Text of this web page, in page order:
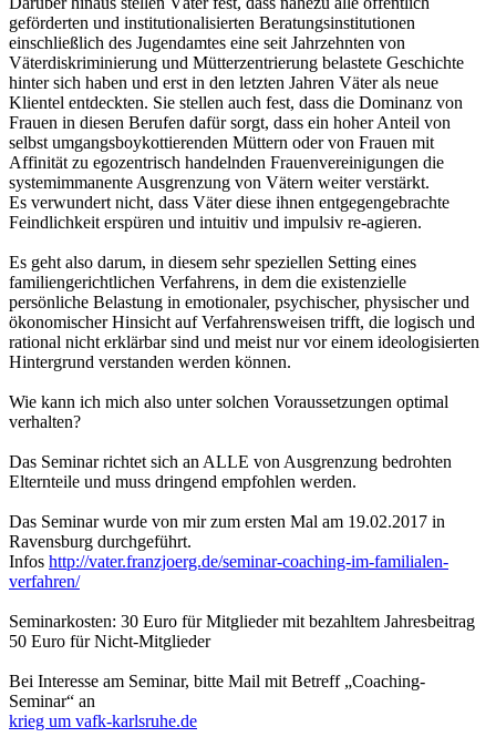
geförderten und institutionalisierten Beratungsinstitutionen
einschließlich des Jugendamtes eine seit Jahrzehnten von
Väterdiskriminierung und Mütterzentrierung belastete Geschichte
hinter sich haben und erst in den letzten Jahren Väter als neue
Klientel entdeckten. Sie stellen auch fest, dass die Dominanz von
Frauen in diesen Berufen dafür sorgt, dass ein hoher Anteil von
selbst umgangsboykottierenden Müttern oder von Frauen mit
Affinität zu egozentrisch handelnden Frauenvereinigungen die
systemimmanente Ausgrenzung von Vätern weiter verstärkt.
Es verwundert nicht, dass Väter diese ihnen entgegengebrachte
Feindlichkeit erspüren und intuitiv und impulsiv re-agieren.
Es geht also darum, in diesem sehr speziellen Setting eines
familiengerichtlichen Verfahrens, in dem die existenzielle
persönliche Belastung in emotionaler, psychischer, physischer und
ökonomischer Hinsicht auf Verfahrensweisen trifft, die logisch und
rational nicht erklärbar sind und meist nur vor einem ideologisierten
Hintergrund verstanden werden können.
Wie kann ich mich also unter solchen Voraussetzungen optimal
verhalten?
Das Seminar richtet sich an ALLE von Ausgrenzung bedrohten
Elternteile und muss dringend empfohlen werden.
Das Seminar wurde von mir zum ersten Mal am 19.02.2017 in
Ravensburg durchgeführt.
Infos http://vater.franzjoerg.de/seminar-coaching-im-familialen-
verfahren/
Seminarkosten: 30 Euro für Mitglieder mit bezahltem Jahresbeitrag
50 Euro für Nicht-Mitglieder
Bei Interesse am Seminar, bitte Mail mit Betreff „Coaching-
Seminar“ an
krieg um vafk-karlsruhe.de